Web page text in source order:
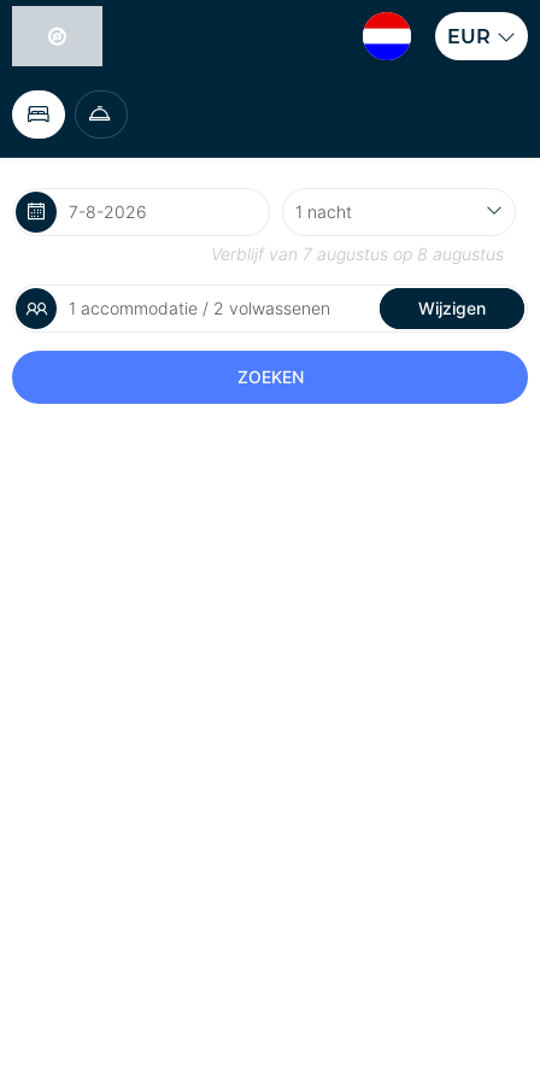
EUR
Verblijf van 7 augustus op 8 augustus
1 accommodatie / 2 volwassenen Wijzigen